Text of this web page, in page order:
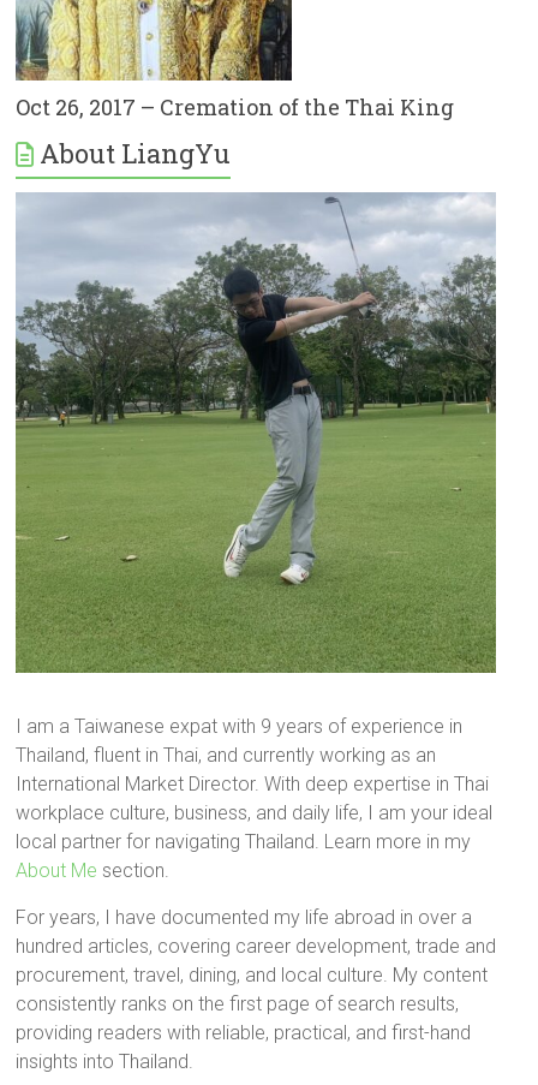
Oct 26, 2017 – Cremation of the Thai King
About LiangYu
I am a Taiwanese expat with 9 years of experience in
Thailand, fluent in Thai, and currently working as an
International Market Director. With deep expertise in Thai
workplace culture, business, and daily life, I am your ideal
local partner for navigating Thailand. Learn more in my
About Me section.
For years, I have documented my life abroad in over a
hundred articles, covering career development, trade and
procurement, travel, dining, and local culture. My content
consistently ranks on the first page of search results,
providing readers with reliable, practical, and first-hand
insights into Thailand.